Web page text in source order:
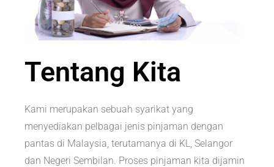
Tentang Kita
Kami merupakan sebuah syarikat yang
menyediakan pelbagai jenis pinjaman dengan
pantas di Malaysia, terutamanya di KL, Selangor
dan Negeri Sembilan. Proses pinjaman kita dijamin